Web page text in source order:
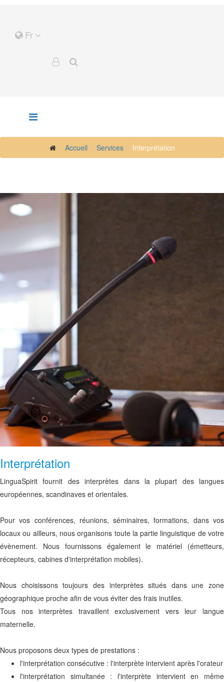
Fr
Accueil Services Interprétation
Interprétation
LinguaSpirit fournit des interprètes dans la plupart des langues
européennes, scandinaves et orientales.
Pour vos conférences, réunions, séminaires, formations, dans vos
locaux ou ailleurs, nous organisons toute la partie linguistique de votre
évènement. Nous fournissons également le matériel (émetteurs,
récepteurs, cabines d'interprétation mobiles).
Nous choisissons toujours des interprètes situés dans une zone
géographique proche afin de vous éviter des frais inutiles.
Tous nos interprètes travaillent exclusivement vers leur langue
maternelle.
Nous proposons deux types de prestations :
l'interprétation consécutive : l'interprète intervient après l'orateur
l'interprétation simultanée : l'interprète intervient en même